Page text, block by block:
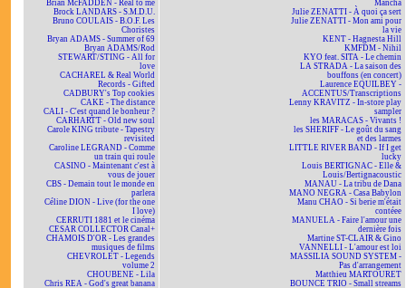
Brian McFADDEN - Real to me
Brock LANDARS - S.M.D.U.
Bruno COULAIS - B.O.F. Les
Choristes
Bryan ADAMS - Summer of 69
Bryan ADAMS/Rod
STEWART/STING - All for
love
CACHAREL & Real World
Records - Gifted
CADBURY's Top cookies
CAKE - The distance
CALI - C'est quand le bonheur ?
CARHARTT - Old new soul
Carole KING tribute - Tapestry
revisited
Caroline LEGRAND - Comme
un train qui roule
CASINO - Maintenant c'est à
vous de jouer
CBS - Demain tout le monde en
parlera
Céline DION - Live (for the one
I love)
CERRUTI 1881 et le cinéma
CESAR COLLECTOR Canal+
CHAMOIS D'OR - Les grandes
musiques de films
CHEVROLET - Legends
volume 2
CHOUBENE - Lila
Chris REA - God's great banana
Mancha
Julie ZENATTI - À quoi ça sert
Julie ZENATTI - Mon ami pour
la vie
KENT - Hagnesta Hill
KMFDM - Nihil
KYO feat. SITA - Le chemin
LA STRADA - La saison des
bouffons (en concert)
Laurence EQUILBEY -
ACCENTUS/Transcriptions
Lenny KRAVITZ - In-store play
sampler
les MARACAS - Vivants !
les SHERIFF - Le goût du sang
et des larmes
LITTLE RIVER BAND - If I get
lucky
Louis BERTIGNAC - Elle &
Louis/Bertignacoustic
MANAU - La tribu de Dana
MANO NEGRA - Casa Babylon
Manu CHAO - Si berie m'était
contéee
MANUELA - Faire l'amour une
dernière fois
Martine ST-CLAIR & Gino
VANNELLI - L'amour est loi
MASSILIA SOUND SYSTEM -
Pas d'arrangement
Matthieu MARTOURET
BOUNCE TRIO - Small streams